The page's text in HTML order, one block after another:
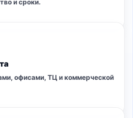
и сроки.
офисами, ТЦ и коммерческой